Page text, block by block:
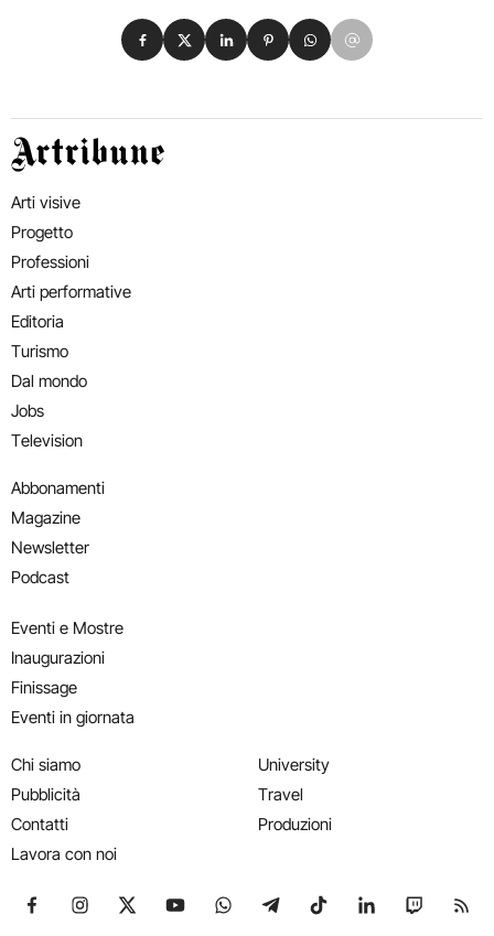
Condividi su Facebook
Condividi su X
Condividi su LinkedIn
Condividi su Pinterest
Condividi su WhatsApp
Condividi su Email
Artribune
Arti visive
Progetto
Professioni
Arti performative
Editoria
Turismo
Dal mondo
Jobs
Television
Abbonamenti
Magazine
Newsletter
Podcast
Eventi e Mostre
Inaugurazioni
Finissage
Eventi in giornata
Chi siamo
Pubblicità
Contatti
Lavora con noi
University
Travel
Produzioni
Seguici su Facebook
Seguici su Instagram
Seguici su X
Seguici su YouTube
Seguici su WhatsApp
Seguici su Telegram
Seguici su TikTok
Seguici su
Seguici